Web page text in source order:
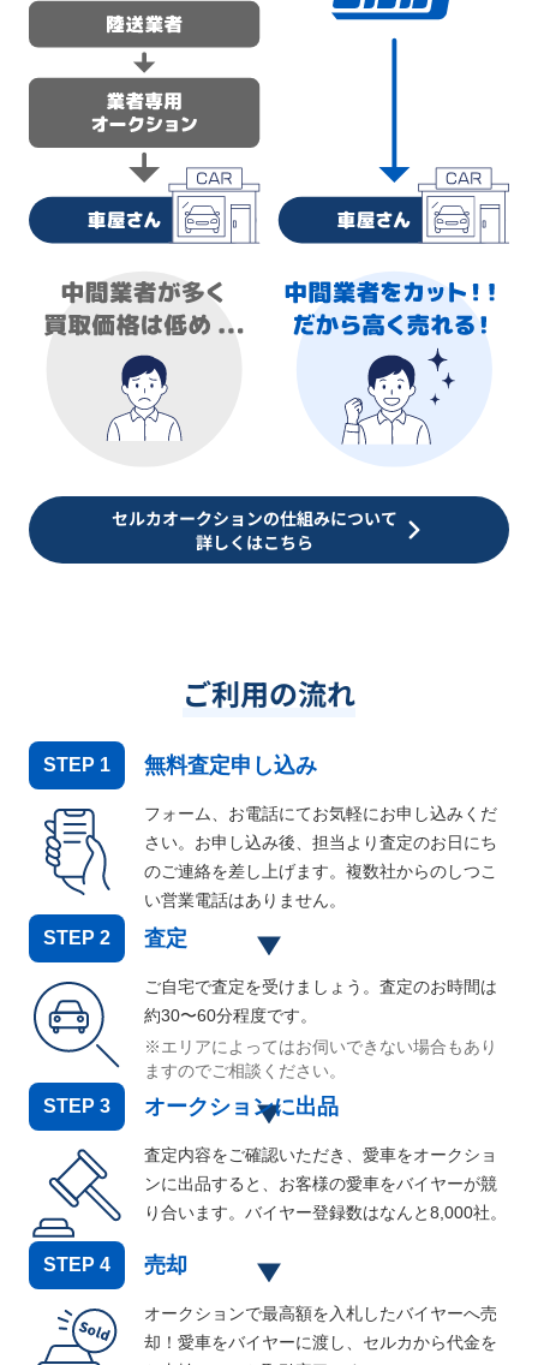
セルカオークションの仕組みについて
詳しくはこちら
ご利用の流れ
STEP 1 無料査定申し込み
フォーム、お電話にてお気軽にお申し込みくだ
さい。お申し込み後、担当より査定のお日にち
のご連絡を差し上げます。複数社からのしつこ
い営業電話はありません。
STEP 2 査定
ご自宅で査定を受けましょう。査定のお時間は
約30〜60分程度です。
※エリアによってはお伺いできない場合もあり
ますのでご相談ください。
STEP 3 オークションに出品
査定内容をご確認いただき、愛車をオークショ
ンに出品すると、お客様の愛車をバイヤーが競
り合います。バイヤー登録数はなんと8,000社。
STEP 4 売却
オークションで最高額を入札したバイヤーへ売
却！愛車をバイヤーに渡し、セルカから代金を